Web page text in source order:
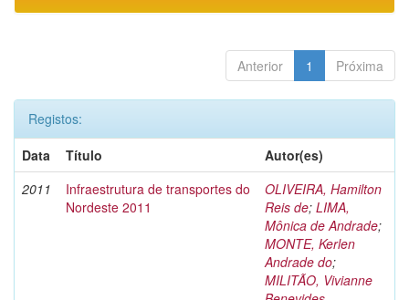
Anterior 1 Próxima
Registos:
Data
Título
Autor(es)
2011
Infraestrutura de transportes do
Nordeste 2011
OLIVEIRA, Hamilton
Reis de; LIMA,
Mônica de Andrade;
MONTE, Kerlen
Andrade do;
MILITÃO, Vivianne